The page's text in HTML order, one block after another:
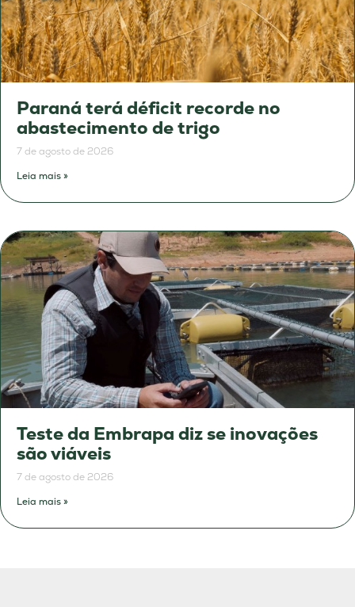
Paraná terá déficit recorde no
abastecimento de trigo
7 de agosto de 2026
Leia mais »
Teste da Embrapa diz se inovações
são viáveis
7 de agosto de 2026
Leia mais »